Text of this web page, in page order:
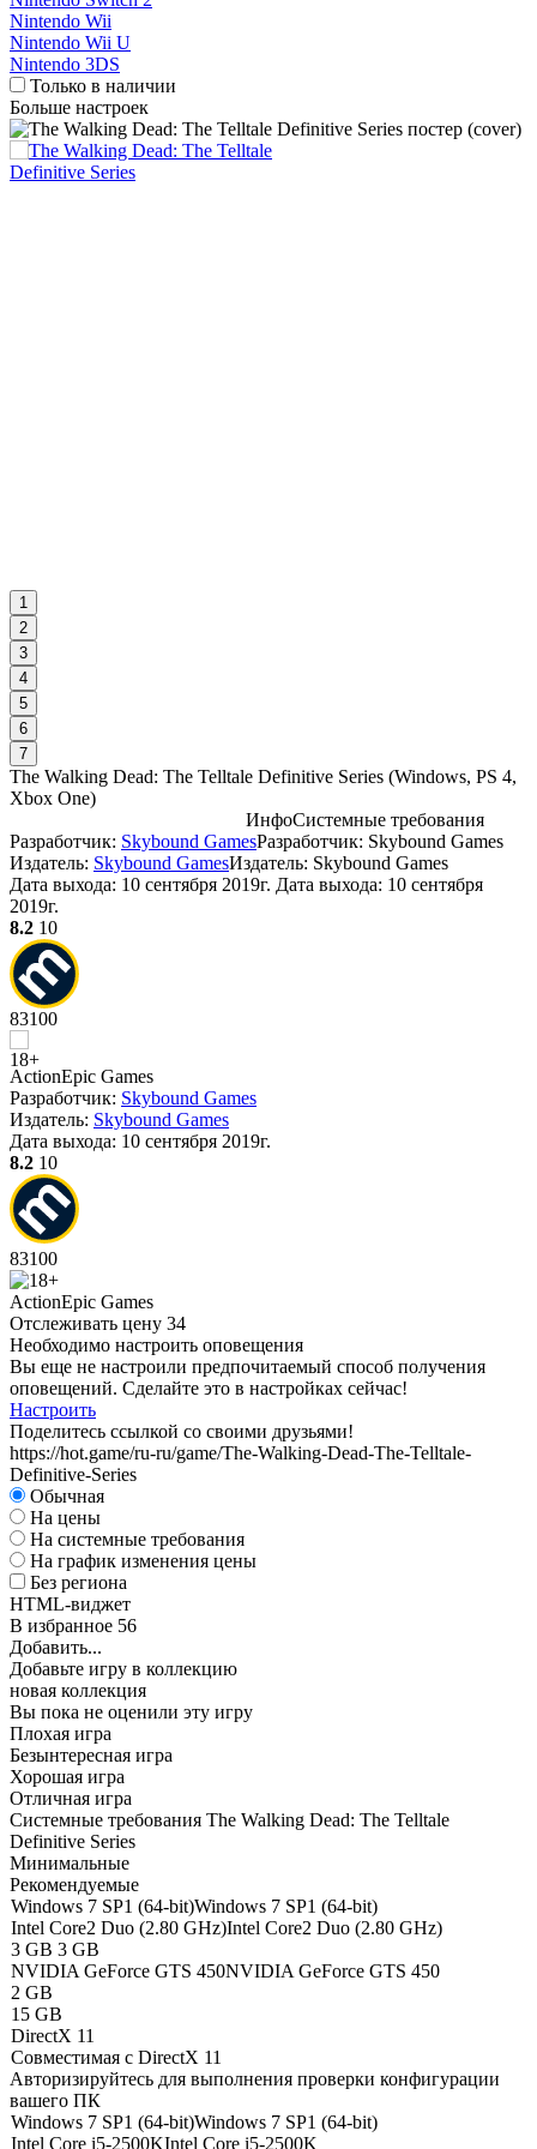
Nintendo Wii
Nintendo Wii U
Nintendo 3DS
Только в наличии
Больше настроек
1
2
3
4
5
6
7
The Walking Dead: The Telltale Definitive Series (Windows, PS 4,
Xbox One)
ИнфоСистемные требования
Разработчик: Skybound GamesРазработчик: Skybound Games
Издатель: Skybound GamesИздатель: Skybound Games
Дата выхода: 10 сентября 2019г. Дата выхода: 10 сентября
2019г.
8.2 10
83100
ActionEpic Games
Разработчик: Skybound Games
Издатель: Skybound Games
Дата выхода: 10 сентября 2019г.
8.2 10
83100
ActionEpic Games
Отслеживать цену 34
Необходимо настроить оповещения
Вы еще не настроили предпочитаемый способ получения
оповещений. Сделайте это в настройках сейчас!
Настроить
Поделитесь ссылкой со своими друзьями!
https://hot.game/ru-ru/game/The-Walking-Dead-The-Telltale-
Definitive-Series
Обычная
На цены
На системные требования
На график изменения цены
Без региона
HTML-виджет
В избранное 56
Добавить...
Добавьте игру в коллекцию
новая коллекция
Вы пока не оценили эту игру
Плохая игра
Безынтересная игра
Хорошая игра
Отличная игра
Системные требования The Walking Dead: The Telltale
Definitive Series
Минимальные
Рекомендуемые
Windows 7 SP1 (64-bit)Windows 7 SP1 (64-bit)
Intel Core2 Duo (2.80 GHz)Intel Core2 Duo (2.80 GHz)
3 GB 3 GB
NVIDIA GeForce GTS 450NVIDIA GeForce GTS 450
2 GB
15 GB
DirectX 11
Совместимая с DirectX 11
Авторизируйтесь для выполнения проверки конфигурации
вашего ПК
Windows 7 SP1 (64-bit)Windows 7 SP1 (64-bit)
Intel Core i5-2500KIntel Core i5-2500K